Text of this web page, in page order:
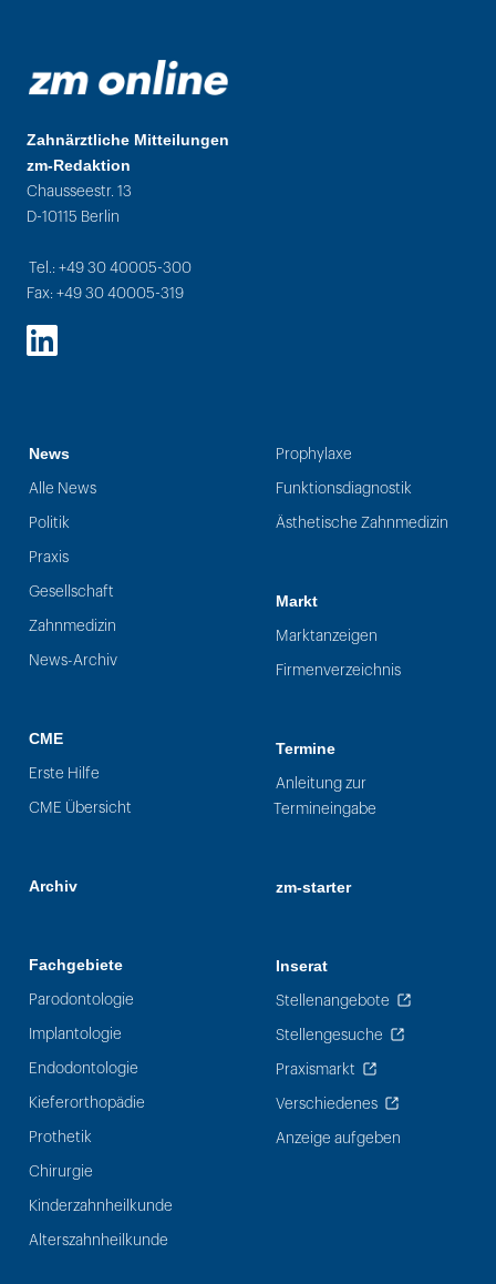
Zahnärztliche Mitteilungen
zm-Redaktion
Chausseestr. 13
D-10115 Berlin
Tel.: +49 30 40005-300
Fax: +49 30 40005-319
LinkedIn
News
Alle News
Politik
Praxis
Gesellschaft
Zahnmedizin
News-Archiv
CME
Erste Hilfe
CME Übersicht
Archiv
Fachgebiete
Parodontologie
Implantologie
Endodontologie
Kieferorthopädie
Prothetik
Chirurgie
Kinderzahnheilkunde
Alterszahnheilkunde
Prophylaxe
Funktionsdiagnostik
Ästhetische Zahnmedizin
Markt
Marktanzeigen
Firmenverzeichnis
Termine
Anleitung zur
Termineingabe
zm-starter
Inserat
Stellenangebote
Stellengesuche
Praxismarkt
Verschiedenes
Anzeige aufgeben